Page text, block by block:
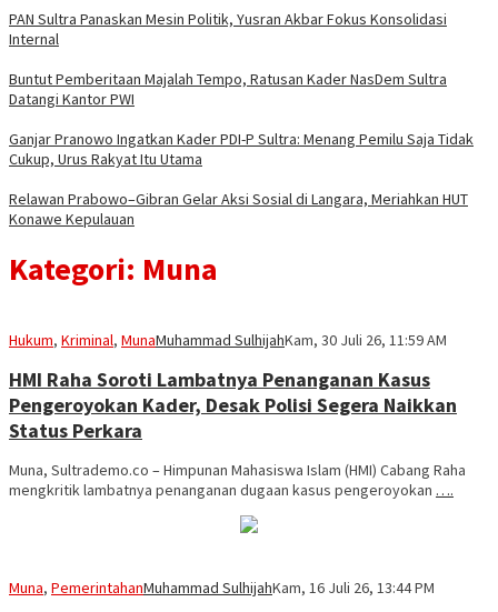
PAN Sultra Panaskan Mesin Politik, Yusran Akbar Fokus Konsolidasi
Internal
Buntut Pemberitaan Majalah Tempo, Ratusan Kader NasDem Sultra
Datangi Kantor PWI
Ganjar Pranowo Ingatkan Kader PDI-P Sultra: Menang Pemilu Saja Tidak
Cukup, Urus Rakyat Itu Utama
Relawan Prabowo–Gibran Gelar Aksi Sosial di Langara, Meriahkan HUT
Konawe Kepulauan
Kategori: Muna
Hukum, Kriminal, MunaMuhammad SulhijahKam, 30 Juli 26, 11:59 AM
HMI Raha Soroti Lambatnya Penanganan Kasus
Pengeroyokan Kader, Desak Polisi Segera Naikkan
Status Perkara
Muna, Sultrademo.co – Himpunan Mahasiswa Islam (HMI) Cabang Raha
mengkritik lambatnya penanganan dugaan kasus pengeroyokan ….
Muna, PemerintahanMuhammad SulhijahKam, 16 Juli 26, 13:44 PM